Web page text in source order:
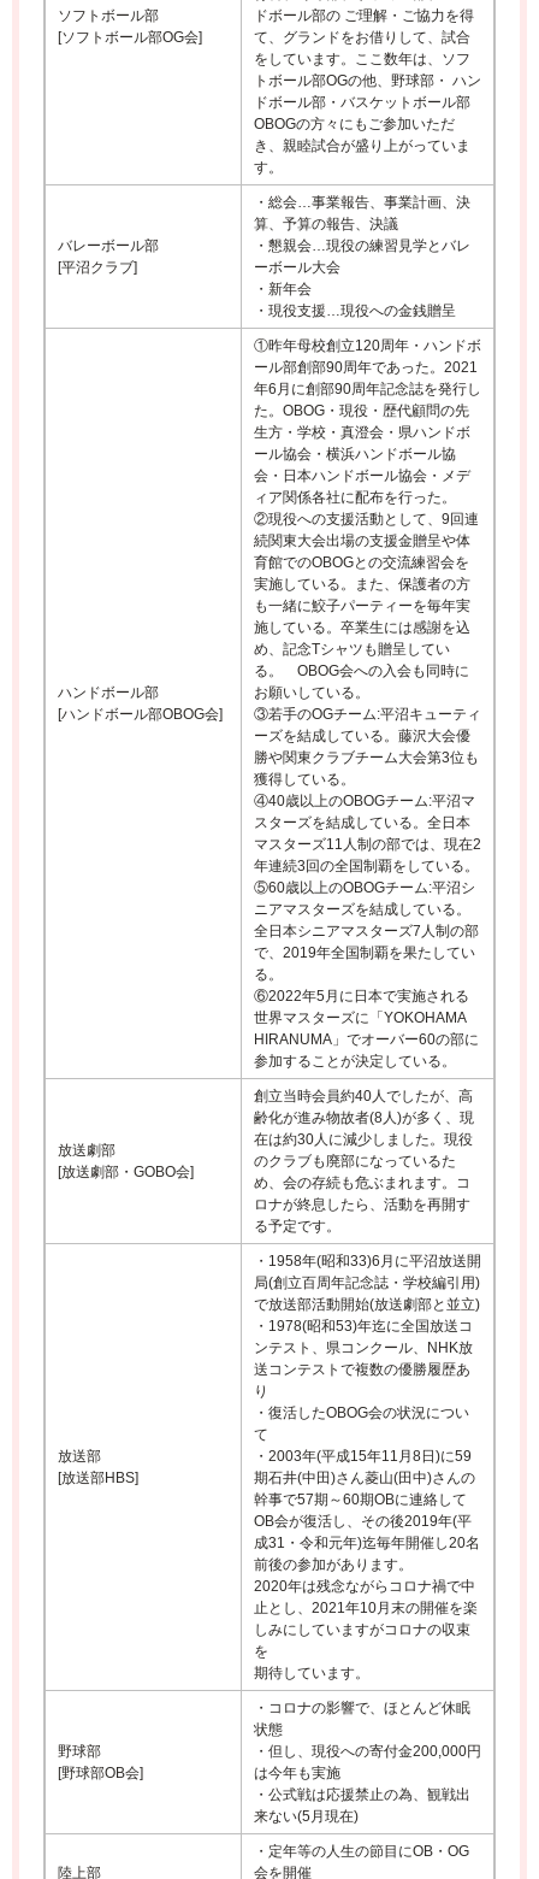
ソフトボール部
[ソフトボール部OG会]
ドボール部の ご理解・ご協力を得
て、グランドをお借りして、試合
をしています。ここ数年は、ソフ
トボール部OGの他、野球部・ ハン
ドボール部・バスケットボール部
OBOGの方々にもご参加いただ
き、親睦試合が盛り上がっていま
す。
バレーボール部
[平沼クラブ]
・総会…事業報告、事業計画、決
算、予算の報告、決議
・懇親会…現役の練習見学とバレ
ーボール大会
・新年会
・現役支援…現役への金銭贈呈
ハンドボール部
[ハンドボール部OBOG会]
①昨年母校創立120周年・ハンドボ
ール部創部90周年であった。2021
年6月に創部90周年記念誌を発行し
た。OBOG・現役・歴代顧問の先
生方・学校・真澄会・県ハンドボ
ール協会・横浜ハンドボール協
会・日本ハンドボール協会・メデ
ィア関係各社に配布を行った。
②現役への支援活動として、9回連
続関東大会出場の支援金贈呈や体
育館でのOBOGとの交流練習会を
実施している。また、保護者の方
も一緒に鮫子パーティーを毎年実
施している。卒業生には感謝を込
め、記念Tシャツも贈呈してい
る。 OBOG会への入会も同時に
お願いしている。
③若手のOGチーム:平沼キューティ
ーズを結成している。藤沢大会優
勝や関東クラブチーム大会第3位も
獲得している。
④40歳以上のOBOGチーム:平沼マ
スターズを結成している。全日本
マスターズ11人制の部では、現在2
年連続3回の全国制覇をしている。
⑤60歳以上のOBOGチーム:平沼シ
ニアマスターズを結成している。
全日本シニアマスターズ7人制の部
で、2019年全国制覇を果たしてい
る。
⑥2022年5月に日本で実施される
世界マスターズに「YOKOHAMA
HIRANUMA」でオーバー60の部に
参加することが決定している。
放送劇部
[放送劇部・GOBO会]
創立当時会員約40人でしたが、高
齢化が進み物故者(8人)が多く、現
在は約30人に減少しました。現役
のクラブも廃部になっているた
め、会の存続も危ぶまれます。コ
ロナが終息したら、活動を再開す
る予定です。
放送部
[放送部HBS]
・1958年(昭和33)6月に平沼放送開
局(創立百周年記念誌・学校編引用)
で放送部活動開始(放送劇部と並立)
・1978(昭和53)年迄に全国放送コ
ンテスト、県コンクール、NHK放
送コンテストで複数の優勝履歴あ
り
・復活したOBOG会の状況につい
て
・2003年(平成15年11月8日)に59
期石井(中田)さん菱山(田中)さんの
幹事で57期～60期OBに連絡して
OB会が復活し、その後2019年(平
成31・令和元年)迄毎年開催し20名
前後の参加があります。
2020年は残念ながらコロナ禍で中
止とし、2021年10月末の開催を楽
しみにしていますがコロナの収束
を
期待しています。
野球部
[野球部OB会]
・コロナの影響で、ほとんど休眠
状態
・但し、現役への寄付金200,000円
は今年も実施
・公式戦は応援禁止の為、観戦出
来ない(5月現在)
陸上部
・定年等の人生の節目にOB・OG
会を開催